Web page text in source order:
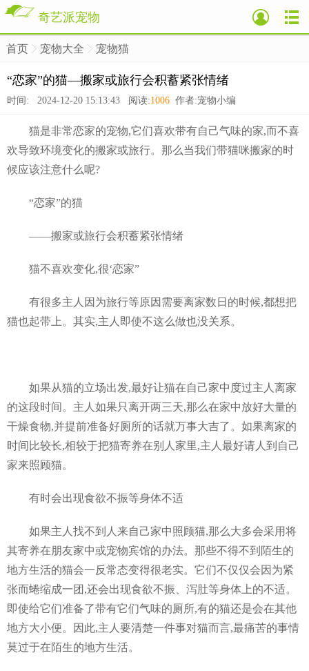
奇艺派宠物
首页 宠物大全 宠物猫
“恋家”的猫—搬家或旅行会积蓄紧张情绪
时间: 2024-12-20 15:13:43 阅读:1006 作者:宠物小编
猫是非常恋家的宠物,它们喜欢带有自己气味的家,而不喜
欢导致环境变化的搬家或旅行。那么当我们带猫咪搬家的时
候应该注意什么呢?
“恋家”的猫
——搬家或旅行会积蓄紧张情绪
猫不喜欢变化,很‘恋家”
有很多主人因为旅行等原因需要离家数日的时候,都想把
猫也起带上。其实,主人即使不这么做也没关系。
如果从猫的立场出发,最好让猫在自己家中度过主人离家
的这段时间。主人如果只离开两三天,那么在家中放好大量的
干燥食物,并提前准备好厕所的话就万事大吉了。如果离家的
时间比较长,相较于把猫寄养在别人家里,主人最好请人到自己
家来照顾猫。
有时会出现食欲不振等身体不适
如果主人找不到人来自己家中照顾猫,那么大多会采用将
其寄养在朋友家中或宠物宾馆的办法。那些不得不到陌生的
地方生活的猫会一反常态变得很老实。它们不仅仅会因为紧
张而蜷缩成一团,还会出现食欲不振、泻肚等身体上的不适。
即使给它们准备了带有它们气味的厕所,有的猫还是会在其他
地方大小便。因此,主人要清楚一件事对猫而言,最痛苦的事情
莫过于在陌生的地方生活。